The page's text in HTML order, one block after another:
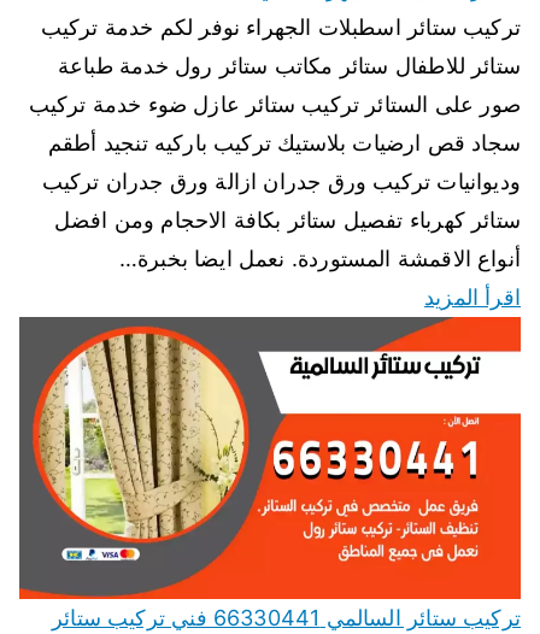
تركيب ستائر اسطبلات الجهراء نوفر لكم خدمة تركيب
ستائر للاطفال ستائر مكاتب ستائر رول خدمة طباعة
صور على الستائر تركيب ستائر عازل ضوء خدمة تركيب
سجاد قص ارضيات بلاستيك تركيب باركيه تنجيد أطقم
وديوانيات تركيب ورق جدران ازالة ورق جدران تركيب
ستائر كهرباء تفصيل ستائر بكافة الاحجام ومن افضل
أنواع الاقمشة المستوردة. نعمل ايضا بخبرة…
اقرأ المزيد
تركيب ستائر السالمي 66330441 فني تركيب ستائر